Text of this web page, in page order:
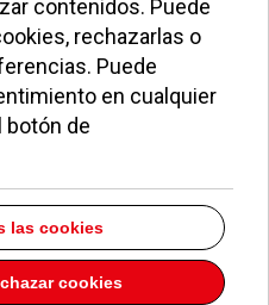
2006